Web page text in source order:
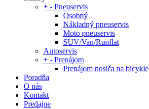
+ - Pneuservis
Osobný
Nákladný pneuservis
Moto pneuservis
SUV/Van/Runflat
Autoservis
+ - Prenájom
Prenájom nosiča na bicykle
Poradňa
O nás
Kontakt
Predajne